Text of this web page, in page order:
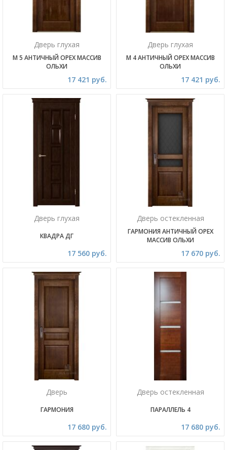
Дверь глухая
М 5 АНТИЧНЫЙ ОРЕХ МАССИВ
ОЛЬХИ
17 421 руб.
Дверь глухая
М 4 АНТИЧНЫЙ ОРЕХ МАССИВ
ОЛЬХИ
17 421 руб.
Дверь глухая
КВАДРА ДГ
17 560 руб.
Дверь остекленная
ГАРМОНИЯ АНТИЧНЫЙ ОРЕХ
МАССИВ ОЛЬХИ
17 670 руб.
Дверь
ГАРМОНИЯ
17 680 руб.
Дверь остекленная
ПАРАЛЛЕЛЬ 4
17 680 руб.